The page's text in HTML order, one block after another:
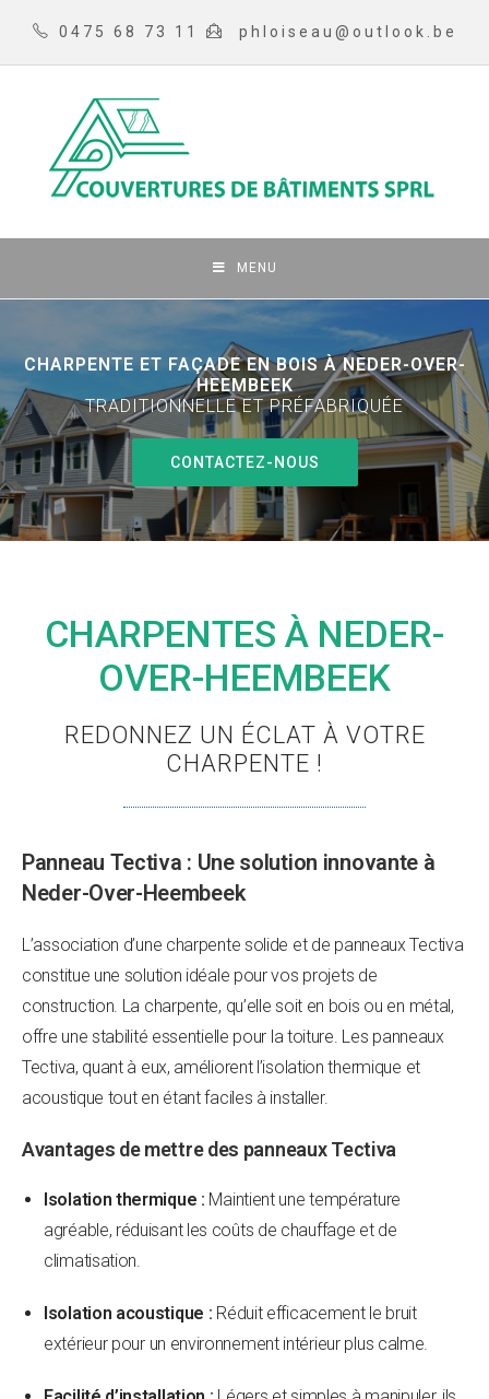
0475 68 73 11 phloiseau@outlook.be
MENU
CHARPENTE ET FAÇADE EN BOIS À NEDER-OVER-
HEEMBEEK
TRADITIONNELLE ET PRÉFABRIQUÉE
CONTACTEZ-NOUS
CHARPENTES À NEDER-
OVER-HEEMBEEK
REDONNEZ UN ÉCLAT À VOTRE
CHARPENTE !
Panneau Tectiva : Une solution innovante à
Neder-Over-Heembeek
L’association d’une charpente solide et de panneaux Tectiva
constitue une solution idéale pour vos projets de
construction. La charpente, qu’elle soit en bois ou en métal,
offre une stabilité essentielle pour la toiture. Les panneaux
Tectiva, quant à eux, améliorent l’isolation thermique et
acoustique tout en étant faciles à installer.
Avantages de mettre des panneaux Tectiva
Isolation thermique : Maintient une température
agréable, réduisant les coûts de chauffage et de
climatisation.
Isolation acoustique : Réduit efficacement le bruit
extérieur pour un environnement intérieur plus calme.